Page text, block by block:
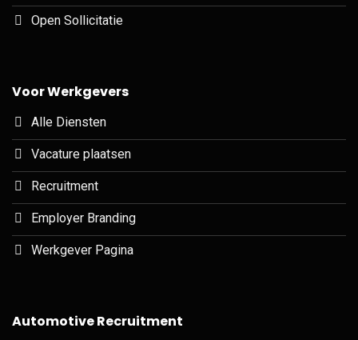
Open Sollicitatie
Voor Werkgevers
Alle Diensten
Vacature plaatsen
Recruitment
Employer Branding
Werkgever Pagina
Automotive Recruitment